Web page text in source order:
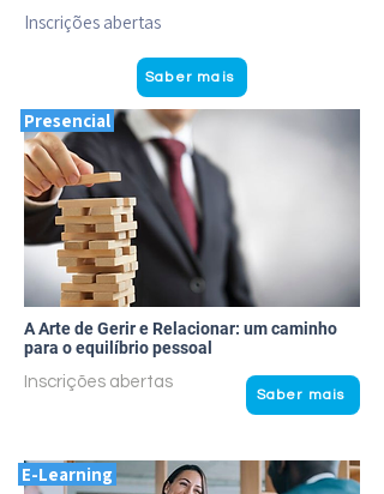
Inscrições abertas
Saber mais
Presencial
A Arte de Gerir e Relacionar: um caminho
para o equilíbrio pessoal
Saber mais
Inscrições abertas
E-Learning